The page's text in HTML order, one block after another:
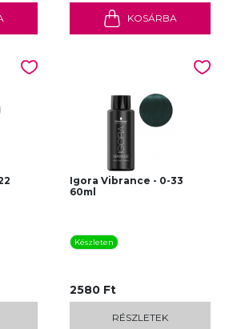
KOSÁRBA
Igora Vibrance - 0-33
60ml
Készleten
2580 Ft
RÉSZLETEK